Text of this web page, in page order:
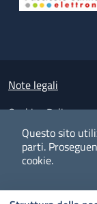
Questo sito
parti.
cookie.
Small
Note legali
Cookies Policy
Policy privacy e
Albo pretorio on-line
Dichiarazione di